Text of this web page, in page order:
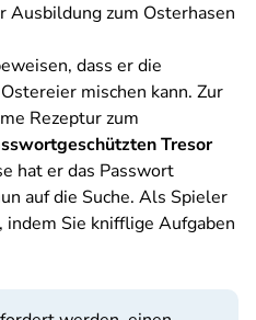
zum Osterhasen
dass er die
mischen kann. Zur
Rezeptur zum
Tresor
hat er das Passwort
auf die Suche. Als Spieler
Sie knifflige Aufgaben